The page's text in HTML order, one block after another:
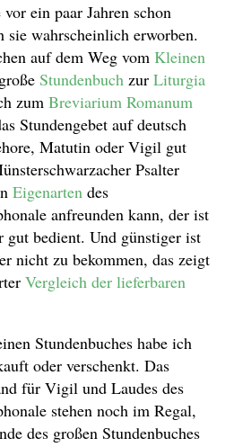
ein paar Jahren schon
sie wahrscheinlich erworben.
auf dem Weg vom Kleinen
Stundenbuch zur Liturgia
zum Breviarium Romanum
Stundengebet auf deutsch
Matutin oder Vigil gut
Psalter
Eigenarten des
anfreunden kann, der ist
gut bedient. Und günstiger ist
nicht zu bekommen, das zeigt
Vergleich der lieferbaren
Stundenbuches habe ich
oder verschenkt. Das
für Vigil und Laudes des
stehen noch im Regal,
des großen Stundenbuches